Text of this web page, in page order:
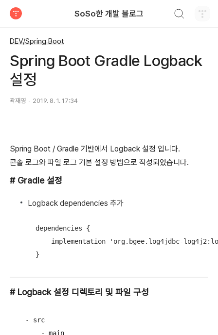
SoSo한 개발 블로그
DEV/Spring Boot
Spring Boot Gradle Logback
설정
곽재영 2019. 8. 1. 17:34
Spring Boot / Gradle 기반에서 Logback 설정 입니다.
콘솔 로그와 파일 로그 기본 설정 방법으로 작성되었습니다.
# Gradle 설정
Logback dependencies 추가
  dependencies {
implementation 'org.bgee.log4jdbc-
  }
# Logback 설정 디렉토리 및 파일 구성
    - src
        - main